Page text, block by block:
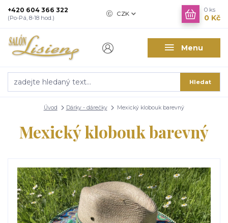
Menu
CZK
Hledat
+420 604 366 322
(Po-Pá, 8-18 hod.)
0 ks
0 Kč
Úvod Dárky - dárečky Mexický klobouk barevný
Mexický klobouk barevný